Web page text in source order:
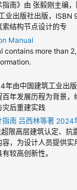
南》由 张毅刚主编，
业出版社出版，ISBN
结构节点设计的专
Manual
contains more than
年由中国建筑工业出
年发展历程为背景
灾后重建实践
南 吕西林等著 2024
限高层建筑认定、抗
，为设计人员提供实
较高创新性。